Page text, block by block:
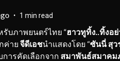
1 min read
รับภาพยนตร์ไทย “ฮาวทูทิ้ง..ทิ้งอย
ค่าย จีดีเอชนำแสดงโดย “ซันนี่ สุว
การคัดเลือกจาก สมาพันธ์สมาคม